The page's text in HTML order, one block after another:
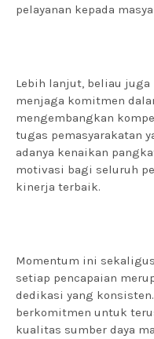
pelayanan kepada
Lebih lanjut, beliau
menjaga komitmen
mengembangkan
tugas pemasyarakatan
adanya kenaikan
motivasi bagi seluruh
kinerja terbaik.
Momentum ini
setiap pencapaian
dedikasi yang
berkomitmen untuk
kualitas sumber daya